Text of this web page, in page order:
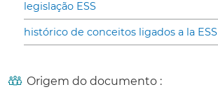
legislação ESS
histórico de conceitos ligados a la ESS
Origem do documento :